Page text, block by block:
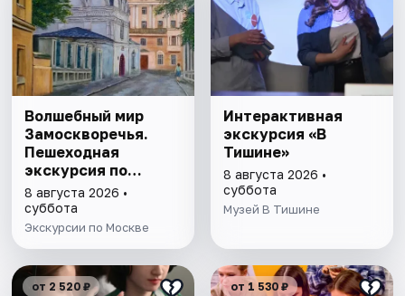
Волшебный мир
Замоскворечья.
Пешеходная
экскурсия по
Москве
8 августа 2026 •
суббота
Экскурсии по Москве
Интерактивная
экскурсия «В
Тишине»
8 августа 2026 •
суббота
Музей В Тишине
от 2 520 ₽ от 1 530 ₽